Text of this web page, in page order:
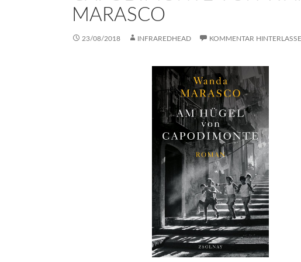
MARASCO
23/08/2018 INFRAREDHEAD KOMMENTAR